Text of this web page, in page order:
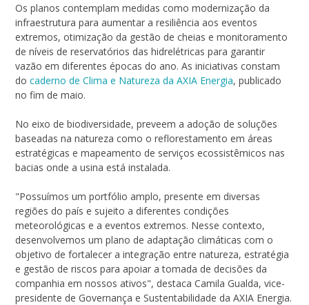
Os planos contemplam medidas como modernização da
infraestrutura para aumentar a resiliência aos eventos
extremos, otimização da gestão de cheias e monitoramento
de níveis de reservatórios das hidrelétricas para garantir
vazão em diferentes épocas do ano. As iniciativas constam
docaderno de Clima e Natureza da AXIA Energia, publicado
no fim de maio.
No eixo de biodiversidade, preveem a adoção de soluções
baseadas na natureza como o reflorestamento em áreas
estratégicas e mapeamento de serviços ecossistêmicos nas
bacias onde a usina está instalada.
"Possuímos um portfólio amplo, presente em diversas
regiões do país e sujeito a diferentes condições
meteorológicas e a eventos extremos. Nesse contexto,
desenvolvemos um plano de adaptação climáticas com o
objetivo de fortalecer a integração entre natureza, estratégia
e gestão de riscos para apoiar a tomada de decisões da
companhia em nossos ativos", destaca Camila Gualda, vice-
presidente de Governança e Sustentabilidade da AXIA Energia.